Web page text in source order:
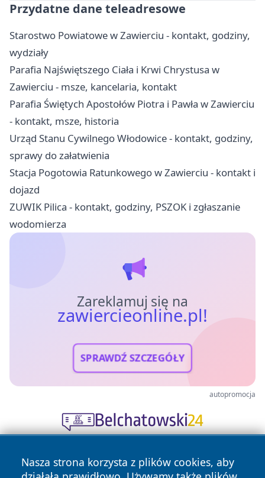
Przydatne dane teleadresowe
Starostwo Powiatowe w Zawierciu - kontakt, godziny,
wydziały
Parafia Najświętszego Ciała i Krwi Chrystusa w
Zawierciu - msze, kancelaria, kontakt
Parafia Świętych Apostołów Piotra i Pawła w Zawierciu
- kontakt, msze, historia
Urząd Stanu Cywilnego Włodowice - kontakt, godziny,
sprawy do załatwienia
Stacja Pogotowia Ratunkowego w Zawierciu - kontakt i
dojazd
ZUWIK Pilica - kontakt, godziny, PSZOK i zgłaszanie
wodomierza
Zareklamuj się na
zawiercieonline.pl!
SPRAWDŹ SZCZEGÓŁY
autopromocja
Nasza strona korzysta z plików cookies, aby